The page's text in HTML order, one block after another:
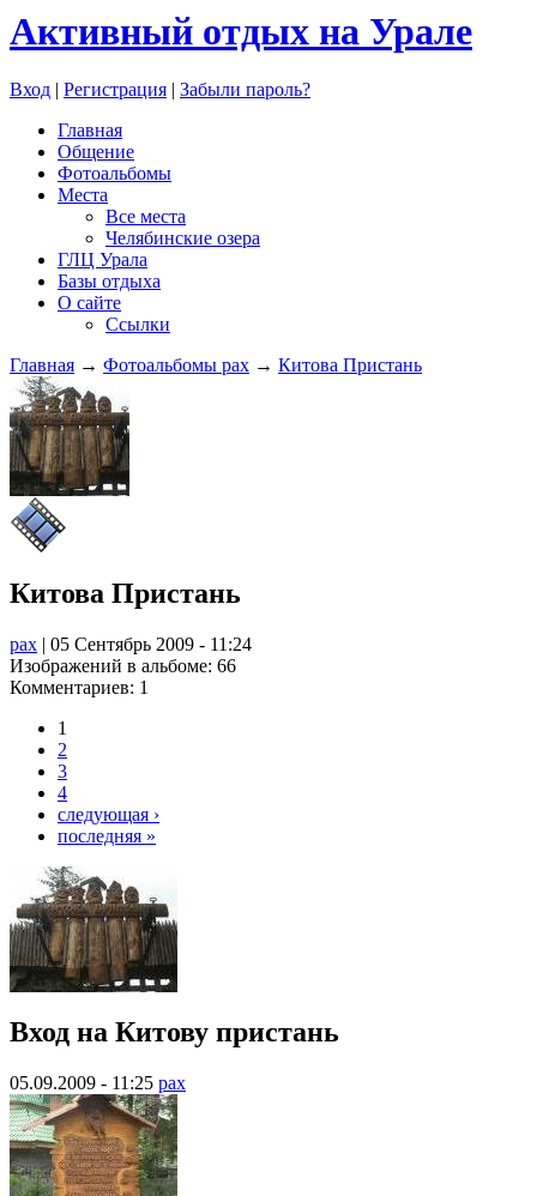
Активный отдых на Урале
Вход | Регистрация | Забыли пароль?
Главная
Общение
Фотоальбомы
Места
Все места
Челябинские озера
ГЛЦ Урала
Базы отдыха
О сайте
Ссылки
Главная → Фотоальбомы pax → Китова Пристань
Китова Пристань
pax | 05 Сентябрь 2009 - 11:24
Изображений в альбоме: 66
Комментариев: 1
1
2
3
4
следующая ›
последняя »
Вход на Китову пристань
05.09.2009 - 11:25 pax